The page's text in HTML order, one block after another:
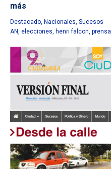
más
Destacado Nacionales Sucesos
AN elecciones henri falcon prensa